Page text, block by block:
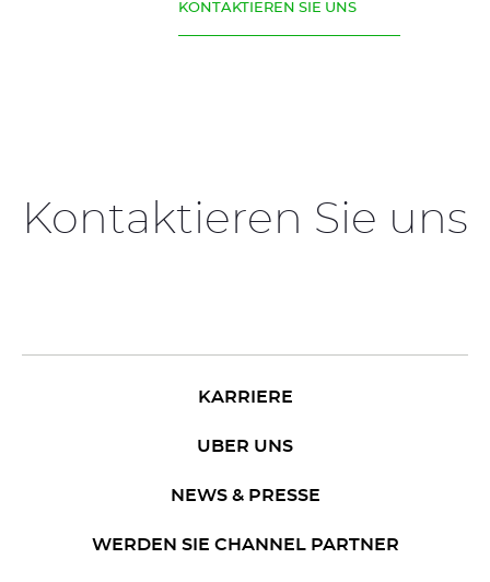
KONTAKTIEREN SIE UNS
Kontaktieren Sie uns
KARRIERE
UBER UNS
NEWS & PRESSE
WERDEN SIE CHANNEL PARTNER